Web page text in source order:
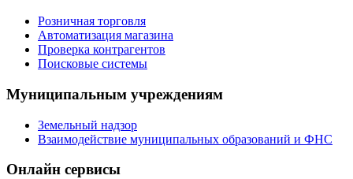
Розничная торговля
Автоматизация магазина
Проверка контрагентов
Поисковые системы
Муниципальным учреждениям
Земельный надзор
Взаимодействие муниципальных образований и ФНС
Онлайн сервисы